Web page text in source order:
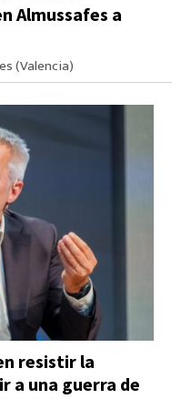
Almussafes a
(Valencia)
resistir la
a una guerra de